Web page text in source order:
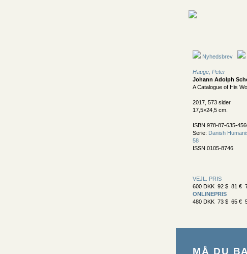
Nyhedsbrev
Hauge, Peter
Johann Adolph
A Catalogue of His
2017, 573 sider
17,5×24,5 cm.
ISBN 978-87-635-
Serie: Danish
58
ISSN 0105-8746
VEJL. PRIS
600 DKK 92 $ 81 €
ONLINEPRIS
480 DKK 73 $ 65 €
MÅ DU